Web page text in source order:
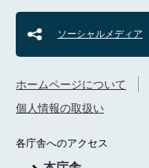
ソーシャルメディア
各庁舎へのアクセス
ホームページについて
個人情報の取扱い